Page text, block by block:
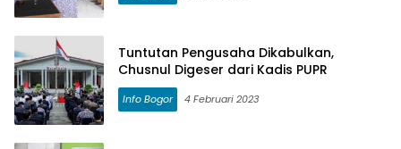
Tuntutan Pengusaha Dikabulkan,
Chusnul Digeser dari Kadis PUPR
Info Bogor 4 Februari 2023